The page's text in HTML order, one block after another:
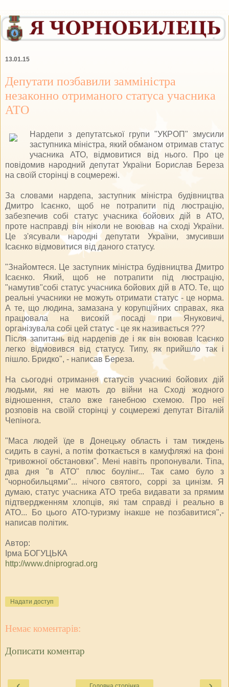
13.01.15
Депутати позбавили замміністра
незаконно отриманого статуса учасника
АТО
Нардепи з депутатської групи "УКРОП" змусили
заступника міністра, який обманом отримав статус
учасника АТО, відмовитися від нього. Про це
повідомив народний депутат України Борислав Береза
на своїй сторінці в соцмережі.
За словами нардепа, заступник міністра будівництва
Дмитро Ісаєнко, щоб не потрапити під люстрацію,
забезпечив собі статус учасника бойових дій в АТО,
проте насправді він ніколи не воював на сході України.
Це з'ясували народні депутати України, змусивши
Ісаєнко відмовитися від даного статусу.
"Знайомтеся. Це заступник міністра будівництва Дмитро
Ісаєнко. Який, щоб не потрапити під люстрацію,
"намутив"собі статус учасника бойових дій в АТО. Те, що
реальні учасники не можуть отримати статус - це норма.
А те, що людина, замазана у корупційних справах, яка
працювала на високій посаді при Януковичі,
організувала собі цей статус - це як називається ???
Після запитань від нардепів де і як він воював Ісаєнко
легко відмовився від статусу. Типу, як прийшло так і
пішло. Бридко", - написав Береза.
На сьогодні отримання статусів учасникі бойових дій
людьми, які не мають до війни на Сході жодного
відношення, стало вже ганебною схемою. Про неї
розповів на своїй сторінці у соцмережі депутат Віталій
Чепінога.
"Маса людей їде в Донецьку область і там тиждень
сидить в сауні, а потім фоткається в камуфляжі на фоні
"тривожної обстановки". Мені навіть пропонували. Тіпа,
два дня "в АТО" плюс боулінг... Так само було з
"чорнобильцями"... нічого святого, соррі за цинізм. Я
думаю, статус учасника АТО треба видавати за прямим
підтвердженням хлопців, які там справді і реально в
АТО... Бо цього АТО-туризму інакше не позбавитися",-
написав політик.
Автор:
Ірма БОГУЦЬКА
http://www.dniprograd.org
Надати доступ
Немає коментарів:
Дописати коментар